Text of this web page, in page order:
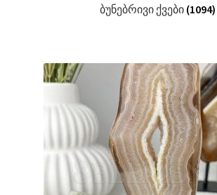
ბუნებრივი ქვები (1094)